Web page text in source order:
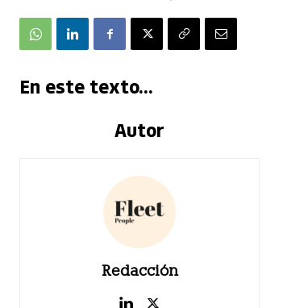
En este texto...
Autor
Redacción